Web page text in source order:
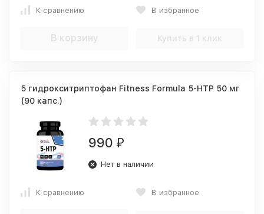
К сравнению В избранное
В корзину Купить в 1 клик
5 гидрокситриптофан Fitness Formula 5-HTP 50 мг
(90 капс.)
990 ₽
Нет в наличии
К сравнению В избранное